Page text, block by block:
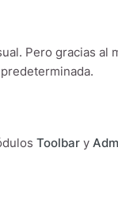
Pero gracias al
Toolbar y